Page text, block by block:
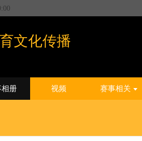
文化传播
相册 视频 赛事相关